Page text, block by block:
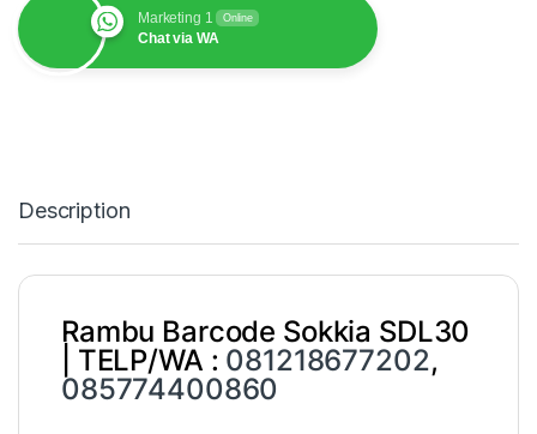
Marketing 1 Online
Chat via WA
Description
Rambu Barcode Sokkia SDL30
| TELP/WA : 081218677202,
085774400860